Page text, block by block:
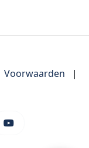
Voorwaarden
|